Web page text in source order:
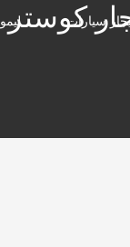
سيارات
كوستر الى